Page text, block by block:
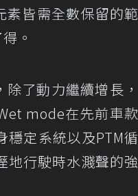
皆需全數保留的範
。
了動力繼續增長，
mode在先前車款
穩定系統以及PTM循
地行駛時水濺聲的強